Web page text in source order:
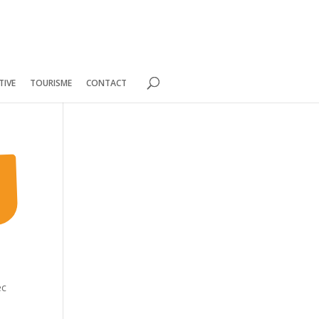
TOURISME CONTACT